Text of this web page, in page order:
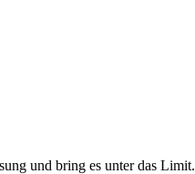
und bring es unter das Limit.